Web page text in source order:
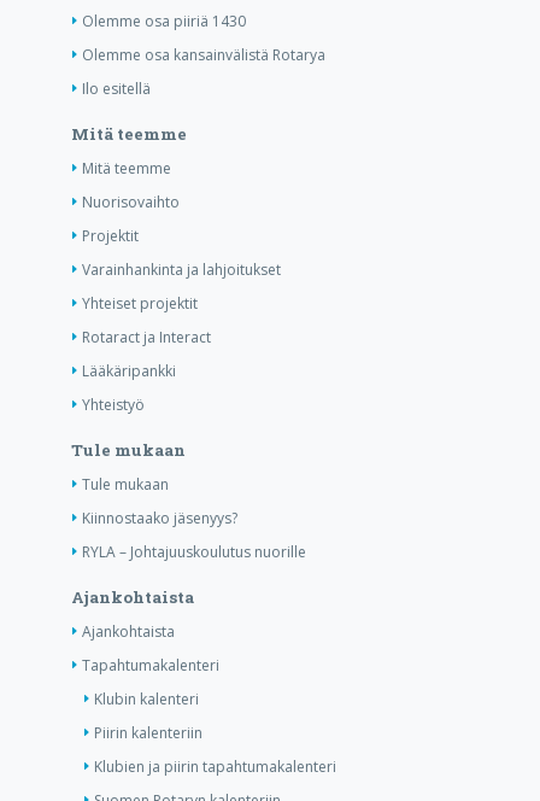
Olemme osa piiriä 1430
Olemme osa kansainvälistä Rotarya
Ilo esitellä
Mitä teemme
Mitä teemme
Nuorisovaihto
Projektit
Varainhankinta ja lahjoitukset
Yhteiset projektit
Rotaract ja Interact
Lääkäripankki
Yhteistyö
Tule mukaan
Tule mukaan
Kiinnostaako jäsenyys?
RYLA – Johtajuuskoulutus nuorille
Ajankohtaista
Ajankohtaista
Tapahtumakalenteri
Klubin kalenteri
Piirin kalenteriin
Klubien ja piirin tapahtumakalenteri